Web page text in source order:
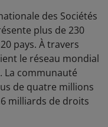
des Sociétés
plus de 230
pays. À travers
le réseau mondial
La communauté
de quatre millions
milliards de droits